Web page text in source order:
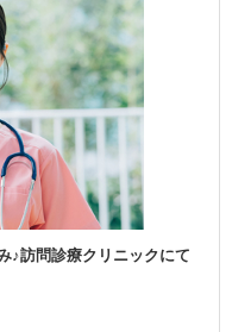
♪訪問診療クリニックにて